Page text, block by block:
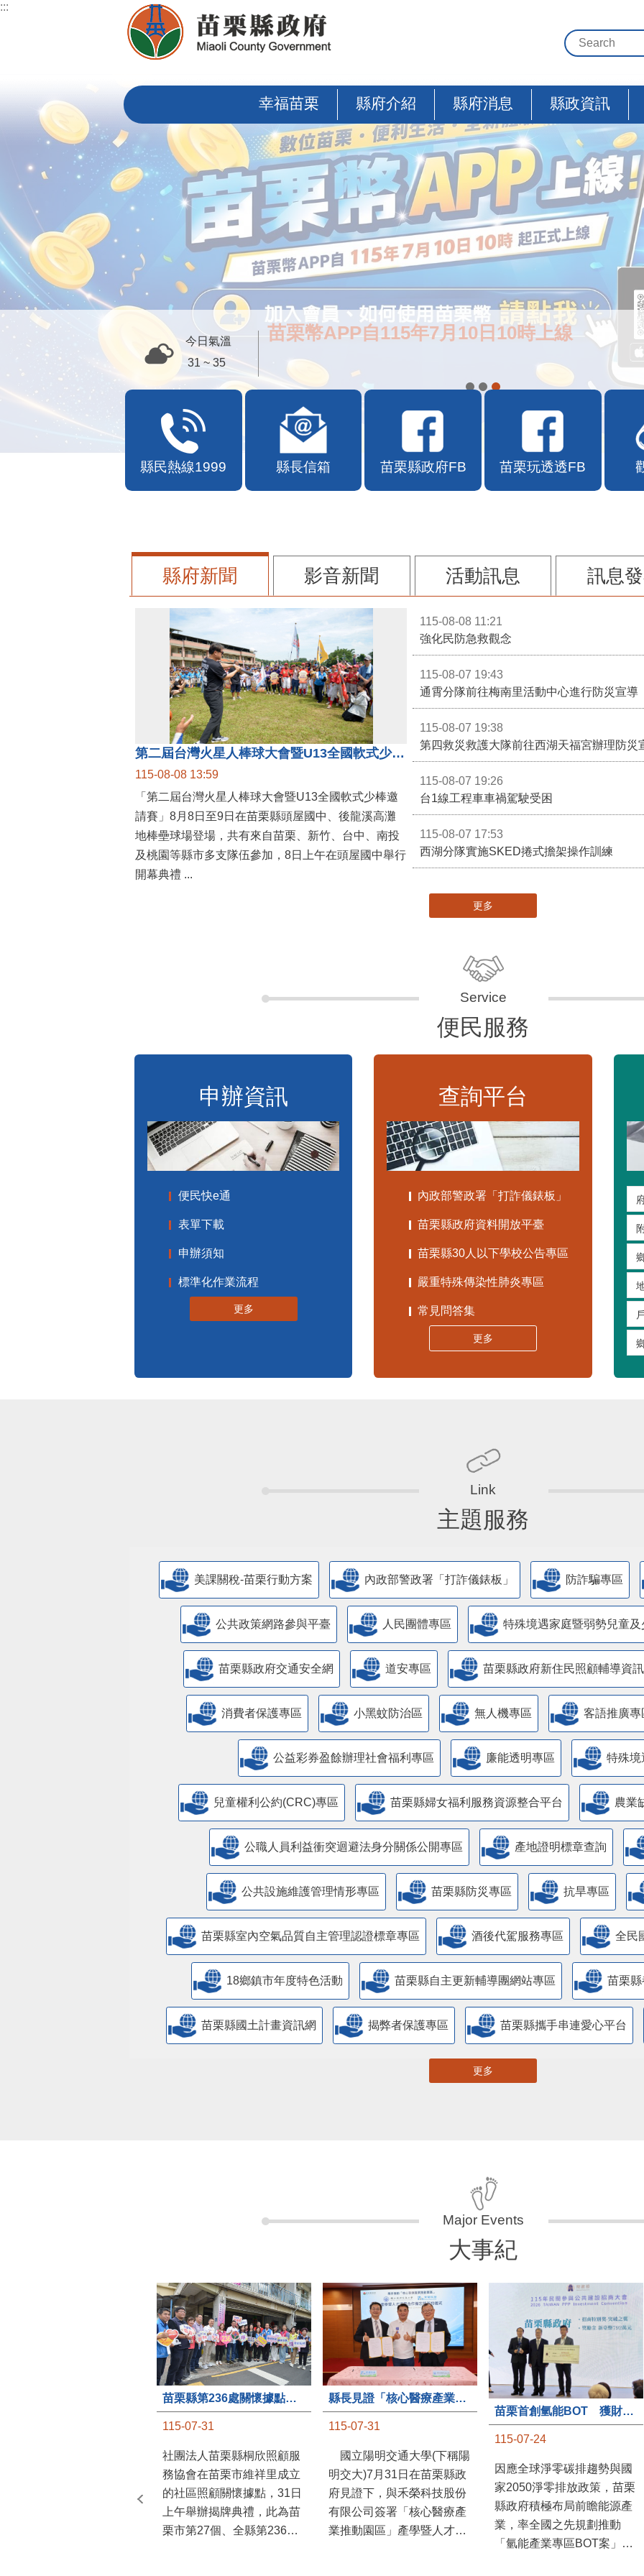
跳到主要內容區塊
:::
幸福苗栗 縣府介紹 縣府消息 縣政資訊
苗栗幣APP自115年7月10日10時上線
今日氣溫
31 ~ 35
縣民熱線1999 縣長信箱 苗栗縣政府FB 苗栗玩透透FB
縣府新聞 影音新聞 活動訊息 訊息
第二屆台灣火星人棒球大會暨U13全國軟式少棒邀請賽在苗栗舉辦
115-08-08 13:59
「第二屆台灣火星人棒球大會暨U13全國軟式少棒邀
請賽」8月8日至9日在苗栗縣頭屋國中、後龍溪高灘
地棒壘球場登場，共有來自苗栗、新竹、台中、南投
及桃園等縣市多支隊伍參加，8日上午在頭屋國中舉行
開幕典禮 ...
115-08-08 11:21
強化民防急救觀念
115-08-07 19:43
通霄分隊前往梅南里活動中心進行防災宣導
115-08-07 19:38
第四救災救護大隊前往西湖天福宮辦理防災
115-08-07 19:26
台1線工程車車禍駕駛受困
115-08-07 17:53
西湖分隊實施SKED捲式擔架操作訓練
更多
便民服務
申辦資訊
便民快e通
表單下載
申辦須知
標準化作業流程
更多
查詢平台
內政部警政署「打詐儀錶板」
苗栗縣政府資料開放平臺
苗栗縣30人以下學校公告專區
嚴重特殊傳染性肺炎專區
常見問答集
更多
主題服務
美課關稅-苗栗行動方案 內政部警政署「打詐儀錶板」 防詐騙專區
公共政策網路參與平臺 人民團體專區 特殊境遇家庭暨弱勢兒童
苗栗縣政府交通安全網 道安專區 苗栗縣政府新住民照顧輔導資
消費者保護專區 小黑蚊防治區 無人機專區 客語推廣專
公益彩券盈餘辦理社會福利專區 廉能透明專區 特殊境
兒童權利公約(CRC)專區 苗栗縣婦女福利服務資源整合平台 農業
公職人員利益衝突迴避法身分關係公開專區 產地證明標章查詢
​公共設施維護管理情形專區 苗栗縣防災專區 抗旱專區
苗栗縣室內空氣品質自主管理認證標章專區 酒後代駕服務專區 全民
18鄉鎮市年度特色活動 苗栗縣自主更新輔導團網站專區 苗栗
苗栗縣國土計畫資訊網 揭弊者保護專區 苗栗縣攜手串連愛心平台
更多
大事紀
苗栗縣第236處關懷據點在苗栗市維祥里揭牌
115-07-31
社團法人苗栗縣桐欣照顧服
務協會在苗栗市維祥里成立
的社區照顧關懷據點，31日
上午舉辦揭牌典禮，此為苗
栗市第27個、全縣第236處
縣長見證「核心醫療產業推動園區」產學合作簽約儀式
115-07-31
國立陽明交通大學(下稱陽
明交大)7月31日在苗栗縣政
府見證下，與禾榮科技股份
有限公司簽署「核心醫療產
業推動園區」產學暨人才培
苗栗首創氫能BOT 獲財政部「突破之翼」肯定
115-07-24
因應全球淨零碳排趨勢與國
家2050淨零排放政策，苗栗
縣政府積極布局前瞻能源產
業，率全國之先規劃推動
「氫能產業專區BOT案」，